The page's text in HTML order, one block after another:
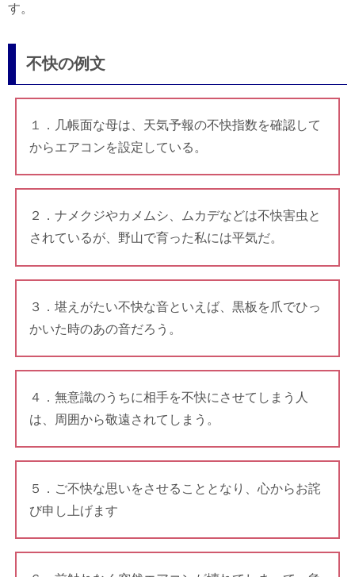
す。
不快の例文
１．几帳面な母は、天気予報の不快指数を確認して
からエアコンを設定している。
２．ナメクジやカメムシ、ムカデなどは不快害虫と
されているが、野山で育った私には平気だ。
３．堪えがたい不快な音といえば、黒板を爪でひっ
かいた時のあの音だろう。
４．無意識のうちに相手を不快にさせてしまう人
は、周囲から敬遠されてしまう。
５．ご不快な思いをさせることとなり、心からお詫
び申し上げます